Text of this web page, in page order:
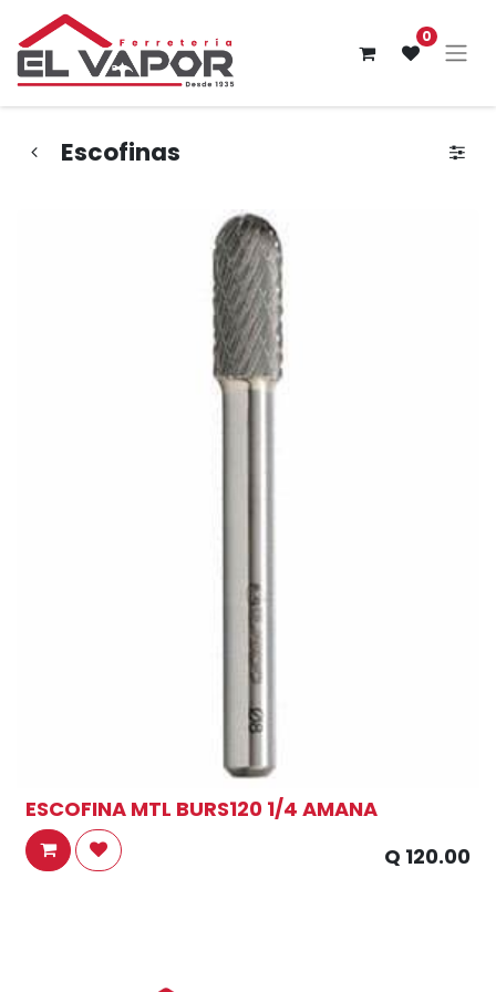
0
Escofinas
ESCOFINA MTL BURS120 1/4 AMANA
Q 120.00